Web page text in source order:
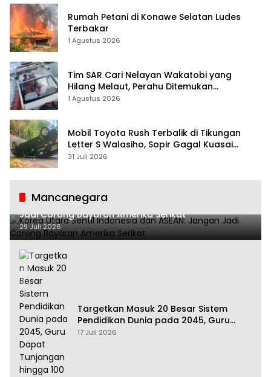
Rumah Petani di Konawe Selatan Ludes
Terbakar
1 Agustus 2026
Tim SAR Cari Nelayan Wakatobi yang
Hilang Melaut, Perahu Ditemukan
Mengapung Kemasukan Air
1 Agustus 2026
Mobil Toyota Rush Terbalik di Tikungan
Letter S Walasiho, Sopir Gagal Kuasai
Kendaraan
31 Juli 2026
Mancanegara
Korea Utara Sentil Indonesia dan ASEAN: Jangan
Jadi Corong Bayaran Amerika Serikat
29 Juli 2026
Targetkan Masuk 20 Besar Sistem
Pendidikan Dunia pada 2045, Guru
Dapat Tunjangan hingga 100 Persen
17 Juli 2026